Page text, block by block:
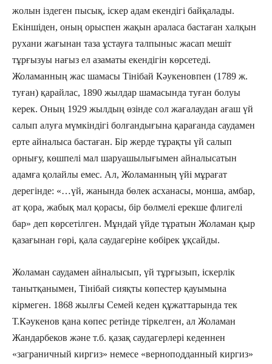
жолын іздеген пысық, іскер адам екендігі байқалады.
Екіншіден, оның орыспен жақын араласа бастаған халқын
рухани жағынан таза ұстауға талпыныс жасап мешіт
тұрғызуы нағыз ел азаматы екендігін көрсетеді.
Жоламанның жас шамасы Тінібай Кәукеновпен (1789 ж.
туған) қарайлас, 1890 жылдар шамасында туған болуы
керек. Оның 1929 жылдың өзінде сол жағалаудан ағаш үй
салып алуға мүмкіндігі болғандығына қарағанда саудамен
ерте айналыса бастаған. Бір жерде тұрақты үй салып
орнығу, көшпелі мал шаруашылығымен айналысатын
адамға қолайлы емес. Ал, Жоламанның үйі мұрағат
дерегінде: «…үй, жанында бөлек асханасы, монша, амбар,
ат қора, жабық мал қорасы, бір бөлмелі ерекше флигелі
бар» деп көрсетілген. Мұндай үйде тұратын Жоламан қыр
қазағынан гөрі, қала саудагеріне көбірек ұқсайды.
Жоламан саудамен айналысып, үй тұрғызып, іскерлік
танытқанымен, Тінібай сияқты көпестер қауымына
кірмеген. 1868 жылғы Семей кеден құжаттарында тек
Т.Кәукенов қана көпес ретінде тіркелген, ал Жоламан
Жандарбеков және т.б. қазақ саудагерлері кеденнен
«заграничный киргиз» немесе «верноподданный киргиз»